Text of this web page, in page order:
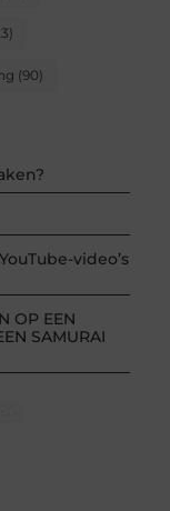
(90)
video’s
OP EEN
SAMURAI